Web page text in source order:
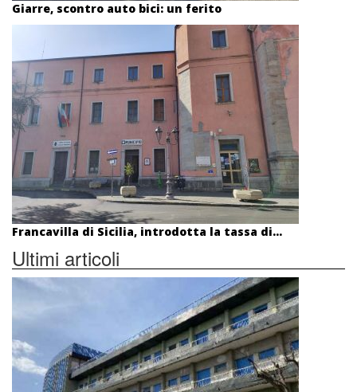
Giarre, scontro auto bici: un ferito
Francavilla di Sicilia, introdotta la tassa di...
Ultimi articoli